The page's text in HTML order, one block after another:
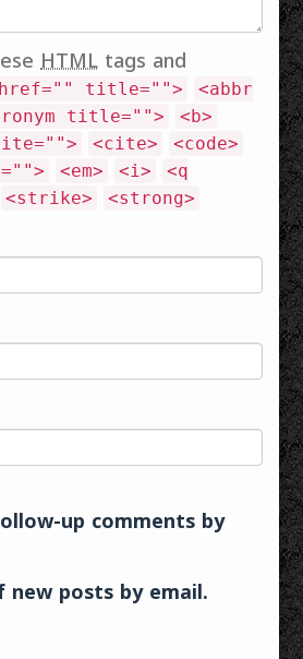
HTML tags and
title="">
<abbr
title="">
<b>
<cite>
<code>
<em> <i>
<q
<strike> <strong>
up comments by
posts by email.